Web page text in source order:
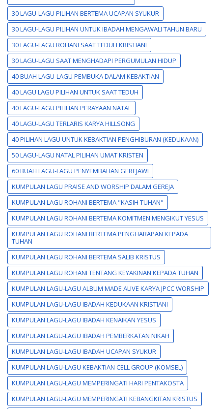
30 LAGU-LAGU PILIHAN BERTEMA UCAPAN SYUKUR
30 LAGU-LAGU PILIHAN UNTUK IBADAH MENGAWALI TAHUN BARU
30 LAGU-LAGU ROHANI SAAT TEDUH KRISTIANI
30 LAGU-LAGU SAAT MENGHADAPI PERGUMULAN HIDUP
40 BUAH LAGU-LAGU PEMBUKA DALAM KEBAKTIAN
40 LAGU LAGU PILIHAN UNTUK SAAT TEDUH
40 LAGU-LAGU PILIHAN PERAYAAN NATAL
40 LAGU-LAGU TERLARIS KARYA HILLSONG
40 PILIHAN LAGU UNTUK KEBAKTIAN PENGHIBURAN (KEDUKAAN)
50 LAGU-LAGU NATAL PILIHAN UMAT KRISTEN
60 BUAH LAGU-LAGU PENYEMBAHAN GEREJAWI
KUMPULAN LAGU PRAISE AND WORSHIP DALAM GEREJA
KUMPULAN LAGU ROHANI BERTEMA "KASIH TUHAN"
KUMPULAN LAGU ROHANI BERTEMA KOMITMEN MENGIKUT YESUS
KUMPULAN LAGU ROHANI BERTEMA PENGHARAPAN KEPADA
TUHAN
KUMPULAN LAGU ROHANI BERTEMA SALIB KRISTUS
KUMPULAN LAGU ROHANI TENTANG KEYAKINAN KEPADA TUHAN
KUMPULAN LAGU-LAGU ALBUM MADE ALIVE KARYA JPCC WORSHIP
KUMPULAN LAGU-LAGU IBADAH KEDUKAAN KRISTIANI
KUMPULAN LAGU-LAGU IBADAH KENAIKAN YESUS
KUMPULAN LAGU-LAGU IBADAH PEMBERKATAN NIKAH
KUMPULAN LAGU-LAGU IBADAH UCAPAN SYUKUR
KUMPULAN LAGU-LAGU KEBAKTIAN CELL GROUP (KOMSEL)
KUMPULAN LAGU-LAGU MEMPERINGATI HARI PENTAKOSTA
KUMPULAN LAGU-LAGU MEMPERINGATI KEBANGKITAN KRISTUS